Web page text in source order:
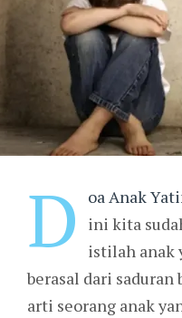
D oa Anak
ini kita
istilah anak
berasal dari
arti seorang anak